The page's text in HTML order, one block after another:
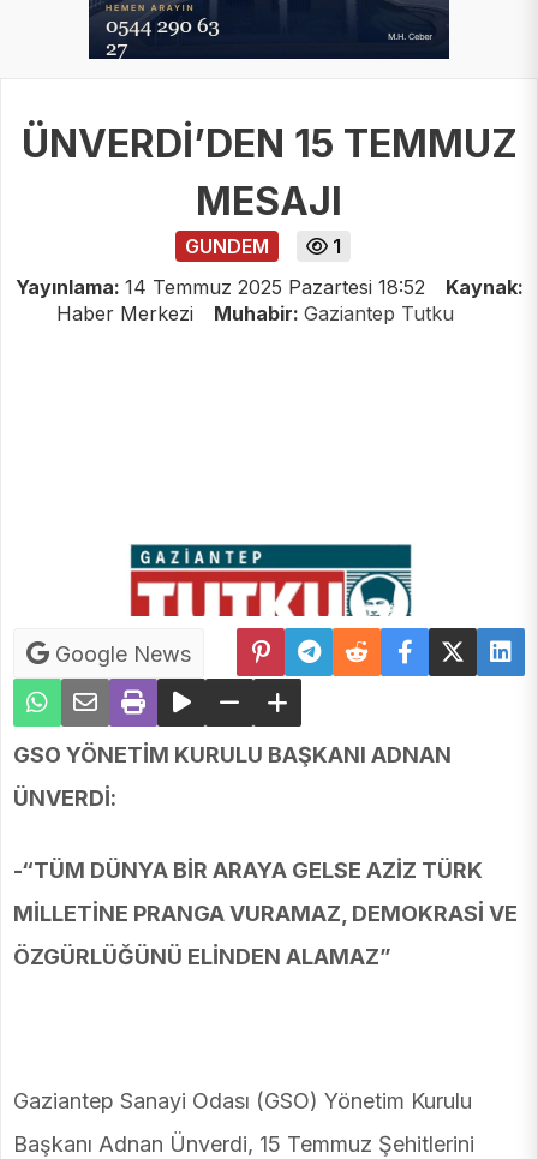
ÜNVERDİ’DEN 15 TEMMUZ
MESAJI
GUNDEM
1
Yayınlama: 14 Temmuz 2025 Pazartesi 18:52
Kaynak:
Haber Merkezi
Muhabir: Gaziantep Tutku
Google News
GSO YÖNETİM KURULU BAŞKANI ADNAN
ÜNVERDİ:
-“TÜM DÜNYA BİR ARAYA GELSE AZİZ TÜRK
MİLLETİNE PRANGA VURAMAZ, DEMOKRASİ VE
ÖZGÜRLÜĞÜNÜ ELİNDEN ALAMAZ”
Gaziantep Sanayi Odası (GSO) Yönetim Kurulu
Başkanı Adnan Ünverdi, 15 Temmuz Şehitlerini